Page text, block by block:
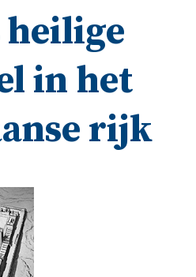
heilige
in het
rijk
Podcast
Magazine
Digitale nieuwsbrief
Agenda
Jongerenwerk
Het Studiehuis (cursus)
ons
EN